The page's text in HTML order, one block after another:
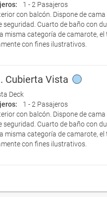
1 - 2 Pasajeros
con balcón. Dispone de
seguridad. Cuarto de baño con
misma categoría de camarote,
con fines ilustrativos.
Cubierta Vista
Deck
1 - 2 Pasajeros
con balcón. Dispone de
seguridad. Cuarto de baño con
misma categoría de camarote,
con fines ilustrativos.